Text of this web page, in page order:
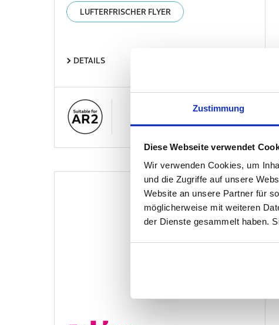
Zustimmung
Diese Webseite verwendet
Wir verwenden Cookies, um
und die Zugriffe auf unsere
Website an unsere Partner für
möglicherweise mit weiteren
der Dienste gesammelt haben.
LUFTERFRISCHER FLYER
DETAILS
ABVERKAUF